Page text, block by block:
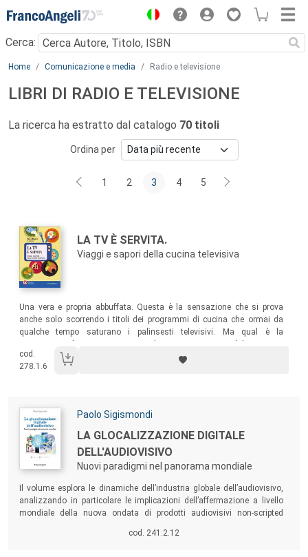
Menu
Cerca:
Main content
Home Comunicazione e media Radio e televisione
LIBRI DI RADIO E TELEVISIONE
La ricerca ha estratto dal catalogo 70 titoli
Ordina per
1 2 3 4 5
Autori:
Titolo:
LA TV È SERVITA.
Viaggi e sapori della cucina televisiva
Una vera e propria abbuffata. Questa è la sensazione che si prova
anche solo scorrendo i titoli dei programmi di cucina che ormai da
qualche tempo saturano i palinsesti televisivi. Ma qual è la
che i diversi formati riscuotono nel pubblico?
cod.
278.1.6
Autori:
Paolo Sigismondi
Titolo:
LA GLOCALIZZAZIONE DIGITALE
DELL'AUDIOVISIVO
Nuovi paradigmi nel panorama mondiale
Il volume esplora le dinamiche dell’industria globale dell’audiovisivo,
analizzando in particolare le implicazioni dell’affermazione a livello
mondiale della nuova ondata di prodotti audiovisivi non-scripted
digitale sul contenuto, le piattaforme distributive, e i modelli di
cod. 241.2.12